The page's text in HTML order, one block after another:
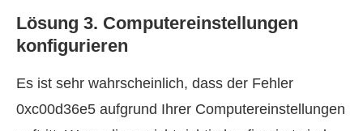
Lösung 3. Computereinstellungen
konfigurieren
Es ist sehr wahrscheinlich, dass der Fehler
0xc00d36e5 aufgrund Ihrer Computereinstellungen